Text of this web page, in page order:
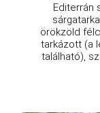
Editerrán
örökzöld
tarkázott (a
található),